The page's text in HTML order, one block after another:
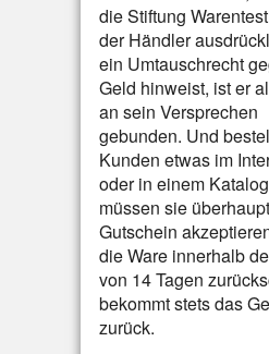
die Stiftung
der Händler
ein Umtauschrecht
Geld hinweist, ist er
an sein Versprechen
gebunden. Und
Kunden etwas im
oder in einem
müssen sie
Gutschein
die Ware innerhalb
von 14 Tagen
bekommt stets das
zurück.